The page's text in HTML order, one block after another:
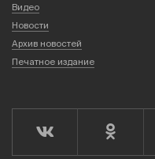
Видео
Новости
Архив новостей
Печатное издание